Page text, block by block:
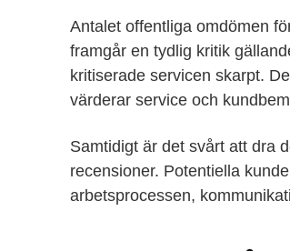
Antalet offentliga omdömen
framgår en tydlig kritik
kritiserade servicen skarpt.
värderar service och
Samtidigt är det svårt att dra
recensioner. Potentiella
arbetsprocessen,